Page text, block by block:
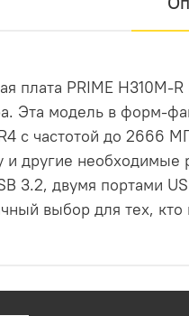
плата PRIME H310M-
Эта модель в форм-
с частотой до 2666
и другие
3.2, двумя портами
выбор для тех,